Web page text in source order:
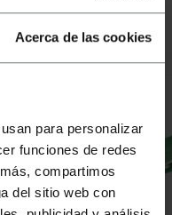
Acerca de las cookies
para personalizar
funciones de redes
compartimos
del sitio web con